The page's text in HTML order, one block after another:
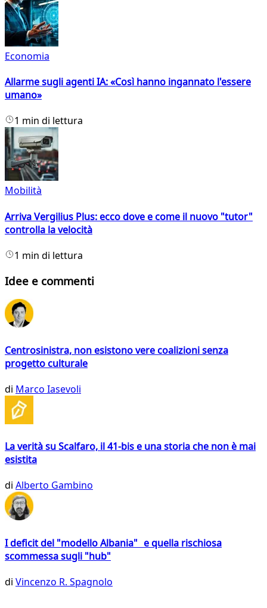
Economia
Allarme sugli agenti IA: «Così hanno ingannato l'essere
umano»
1 min di lettura
Mobilità
Arriva Vergilius Plus: ecco dove e come il nuovo "tutor"
controlla la velocità
1 min di lettura
Idee e commenti
Centrosinistra, non esistono vere coalizioni senza
progetto culturale
di Marco Iasevoli
La verità su Scalfaro, il 41-bis e una storia che non è mai
esistita
di Alberto Gambino
I deficit del "modello Albania" e quella rischiosa
scommessa sugli "hub"
di Vincenzo R. Spagnolo